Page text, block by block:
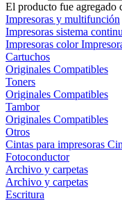
El producto fue agregado
Impresoras y multifunción
Impresoras sistema
Impresoras color
Cartuchos
Originales Compatibles
Toners
Originales Compatibles
Tambor
Originales Compatibles
Otros
Cintas para impresoras
Fotoconductor
Archivo y carpetas
Archivo y carpetas
Escritura